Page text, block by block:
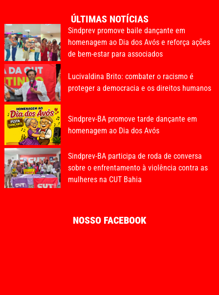
ÚLTIMAS NOTÍCIAS
Sindprev promove baile dançante em
homenagem ao Dia dos Avós e reforça ações
de bem-estar para associados
Lucivaldina Brito: combater o racismo é
proteger a democracia e os direitos humanos
Sindprev-BA promove tarde dançante em
homenagem ao Dia dos Avós
Sindprev-BA participa de roda de conversa
sobre o enfrentamento à violência contra as
mulheres na CUT Bahia
NOSSO FACEBOOK